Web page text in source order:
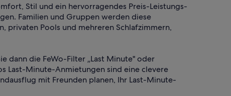
Stil und ein hervorragendes Preis-Leistungs-
Familien und Gruppen werden diese
privaten Pools und mehreren Schlafzimmern,
dann die FeWo-Filter „Last Minute" oder
Last-Minute-Anmietungen sind eine clevere
mit Freunden planen, Ihr Last-Minute-